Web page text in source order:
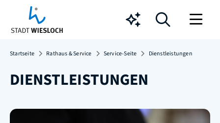
Chatbot
Startseite Rathaus & Service Service-Seite Dienstleistungen
DIENSTLEISTUNGEN